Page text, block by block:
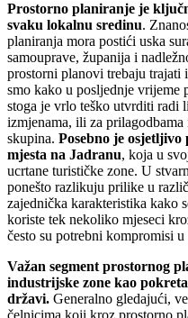
Prostorno planiranje je
svaku lokalnu sredinu.
planiranja mora postići uska
samouprave, županija i
prostorni planovi trebaju trajati
smo kako u posljednje vrijeme
stoga je vrlo teško utvrditi radi
izmjenama, ili za
skupina. Posebno je
mjesta na Jadranu, koja u
ucrtane turističke zone. U
ponešto razlikuju prilike u
zajednička karakteristika kako
koriste tek nekoliko mjeseci
često su potrebni kompromisi
Važan segment prostornog
industrijske zone kao
državi. Generalno gledajući,
čelnicima koji kroz prostorno